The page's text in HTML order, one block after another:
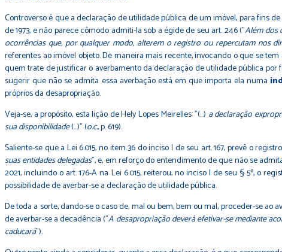
Controverso é que a declaração de utilidade pública de um imóvel, para fins
de 1973, e não parece cômodo admiti-la sob a égide de seu art. 246 ("Além dos
ocorrências que, por qualquer modo, alterem o registro ou repercutam nos
referentes ao imóvel objeto. De maneira mais recente, invocando o que se
quem trate de justificar o averbamento da declaração de utilidade pública
sugerir que não se admita essa averbação está em que importa ela numa
próprios da desapropriação.
Veja-se, a propósito, esta lição de Hely Lopes Meirelles: "(…) a declaração
sua disponibilidade(…)" (o.c., p. 619).
Saliente-se que a Lei 6.015, no item 36 do inciso I de seu art. 167, prevê o registro
suas entidades delegadas", e, em reforço do entendimento de que não se
2021, incluindo o art. 176-A na Lei 6.015, reiterou, no inciso I de seu § 5º, o
possibilidade de averbar-se a declaração de utilidade pública.
De toda a sorte, dando-se o caso de, mal ou bem, bem ou mal, proceder-se
de averbar-se a decadência ("A desapropriação deverá efetivar-se mediante
caducará").